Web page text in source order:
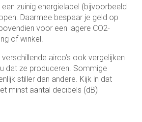
zuinig energielabel (bijvoorbeeld
Daarmee bespaar je geld op
voor een lagere CO2-
of winkel.
airco’s ook vergelijken
dat ze produceren. Sommige
stiller dan andere. Kijk in dat
minst aantal decibels (dB)